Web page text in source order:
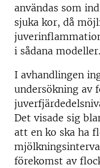
användas som
sjuka kor, då
i sådana modeller.
I avhandlingen
undersökning av
Det visade sig
att en ko ska ha
förekomst av